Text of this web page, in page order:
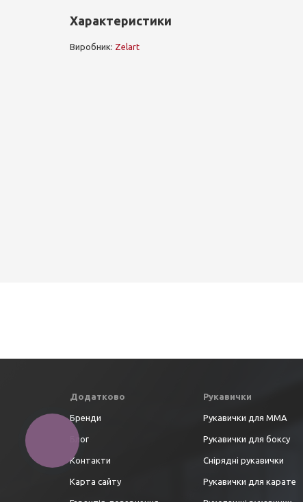
Характеристики
Виробник: Zelart
Додатково
Бренди
Блог
Контакти
Карта сайту
Рукавички
Рукавички для ММА
Рукавички для боксу
Снірядні рукавички
Рукавички для карате